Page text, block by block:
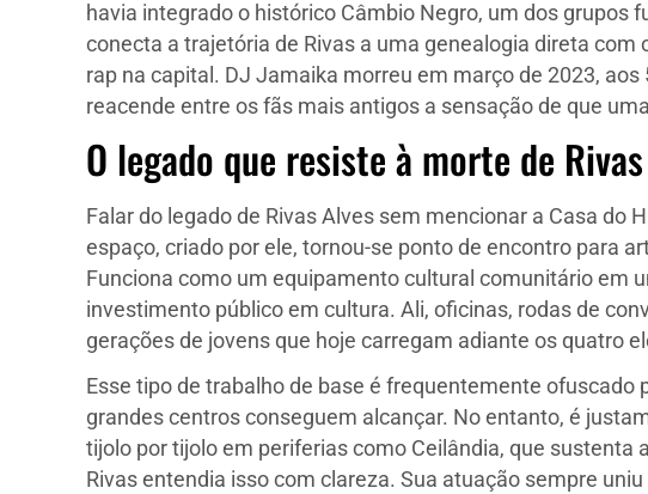
havia integrado o histórico Câmbio Negro, um dos grupos
conecta a trajetória de Rivas a uma genealogia direta
rap na capital. DJ Jamaika morreu em março de 2023,
reacende entre os fãs mais antigos a sensação de que
O legado que resiste à morte de
Falar do legado de Rivas Alves sem mencionar a Casa do
espaço, criado por ele, tornou-se ponto de encontro para
Funciona como um equipamento cultural comunitário em
investimento público em cultura. Ali, oficinas, rodas de
gerações de jovens que hoje carregam adiante os quatro
Esse tipo de trabalho de base é frequentemente
grandes centros conseguem alcançar. No entanto, é
tijolo por tijolo em periferias como Ceilândia, que sustenta
Rivas entendia isso com clareza. Sua atuação sempre